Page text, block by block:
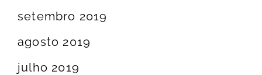
setembro 2019
agosto 2019
julho 2019